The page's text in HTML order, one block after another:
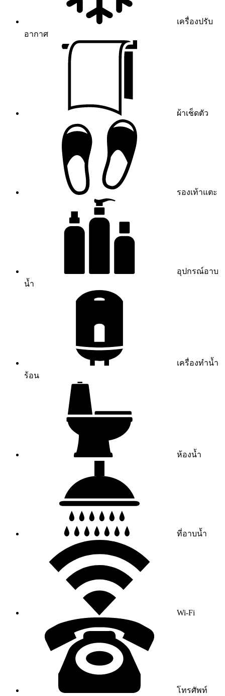
เครื่องปรับ
อากาศ
ผ้าเช็ดตัว
รองเท้าแตะ
อุปกรณ์อาบ
น้ำ
เครื่องทำน้ำ
ร้อน
ห้องน้ำ
ที่อาบน้ำ
Wi-Fi
โทรศัพท์